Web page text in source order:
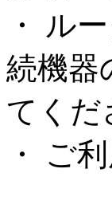
・ ル
続機器
てくだ
・ ご